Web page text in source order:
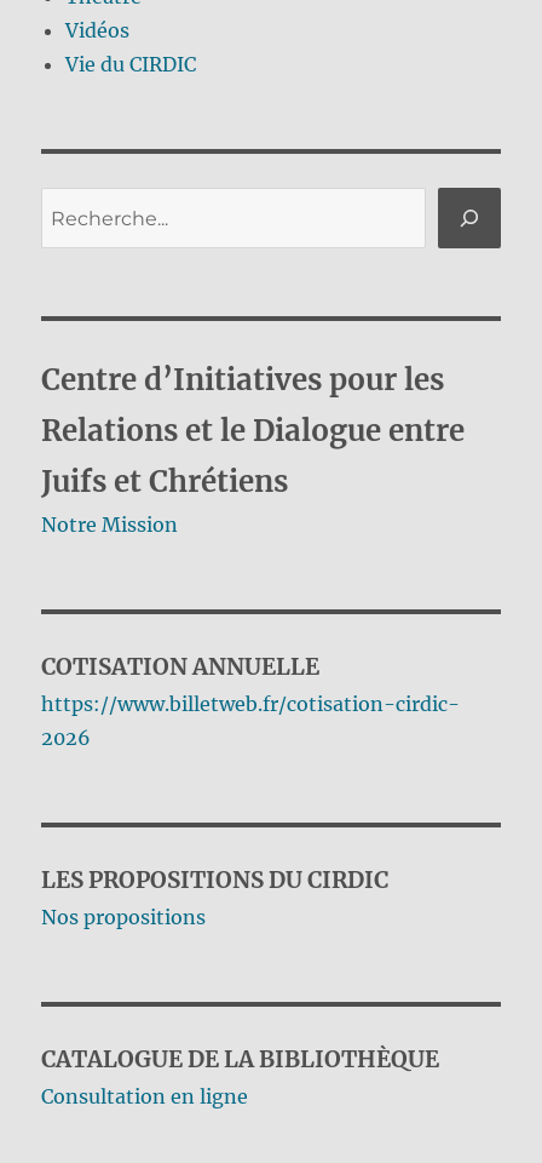
Vidéos
Vie du CIRDIC
Centre d’Initiatives pour les
Relations et le Dialogue entre
Juifs et Chrétiens
Notre Mission
COTISATION ANNUELLE
https://www.billetweb.fr/cotisation-cirdic-
2026
LES PROPOSITIONS DU CIRDIC
Nos propositions
CATALOGUE DE LA BIBLIOTHÈQUE
Consultation en ligne